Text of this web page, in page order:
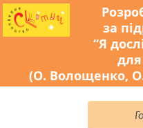
за
“Я
(О. Волощенко,